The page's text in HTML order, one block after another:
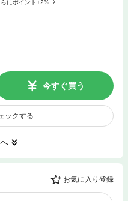
にポイント+2%
今すぐ買う
ックする
お気に入り登録